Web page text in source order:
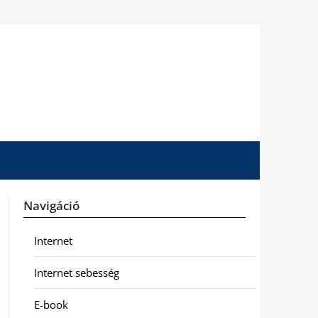
Navigáció
Internet
Internet sebesség
E-book